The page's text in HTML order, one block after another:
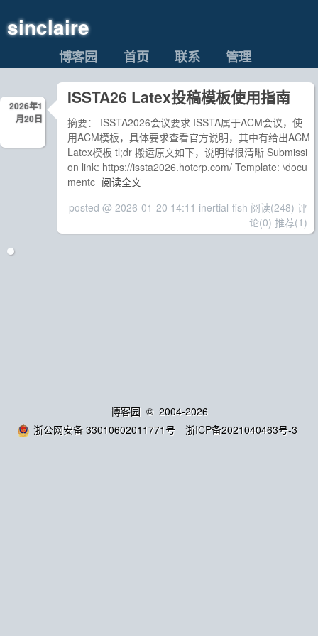
sinclaire
博客园 首页 联系 管理
2026年1
月20日
ISSTA26 Latex投稿模板使用指南
摘要： ISSTA2026会议要求 ISSTA属于ACM会议，使
用ACM模板，具体要求查看官方说明，其中有给出ACM
Latex模板 tl;dr 搬运原文如下，说明得很清晰 Submissi
on link: https://issta2026.hotcrp.com/ Template: \docu
mentc 阅读全文
posted @ 2026-01-20 14:11 inertial-fish 阅读(248) 评
论(0) 推荐(1)
博客园 © 2004-2026
浙公网安备 33010602011771号
浙ICP备2021040463号-3